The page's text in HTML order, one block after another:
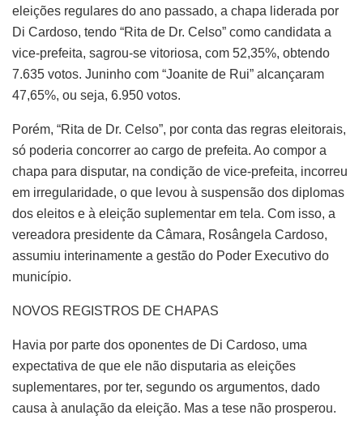
eleições regulares do ano passado, a chapa liderada por
Di Cardoso, tendo “Rita de Dr. Celso” como candidata a
vice-prefeita, sagrou-se vitoriosa, com 52,35%, obtendo
7.635 votos. Juninho com “Joanite de Rui” alcançaram
47,65%, ou seja, 6.950 votos.
Porém, “Rita de Dr. Celso”, por conta das regras eleitorais,
só poderia concorrer ao cargo de prefeita. Ao compor a
chapa para disputar, na condição de vice-prefeita, incorreu
em irregularidade, o que levou à suspensão dos diplomas
dos eleitos e à eleição suplementar em tela. Com isso, a
vereadora presidente da Câmara, Rosângela Cardoso,
assumiu interinamente a gestão do Poder Executivo do
município.
NOVOS REGISTROS DE CHAPAS
Havia por parte dos oponentes de Di Cardoso, uma
expectativa de que ele não disputaria as eleições
suplementares, por ter, segundo os argumentos, dado
causa à anulação da eleição. Mas a tese não prosperou.